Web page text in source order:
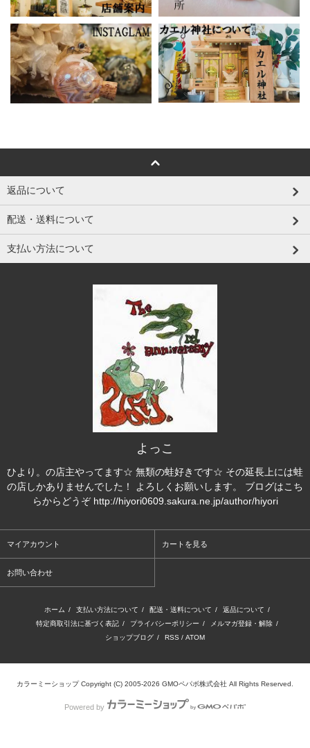
返品について
配送・送料について
支払い方法について
よっこ
ひより。の店主やってます☆ 無類の蛙好きです☆ その延長上には蛙
の店しかありませんでした！ よろしくお願いします。 ブログはこち
らからどうぞ http://hiyori0609.sakura.ne.jp/author/hiyori
マイアカウント カートを見る
お問い合わせ
ホーム / 支払い方法について / 配送・送料について / 返品について /
特定商取引法に基づく表記 / プライバシーポリシー / メルマガ登録・解除 /
ショップブログ / RSS / ATOM
カラーミーショップ Copyright (C) 2005-2026 GMOペパボ株式会社 All Rights Reserved.
Powered by